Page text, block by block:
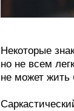
Некоторые
но не всем
не может жить